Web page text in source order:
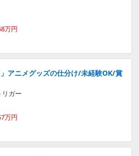
万円
」アニメグッズの仕分け/未経験OK/賞
ガー
万円